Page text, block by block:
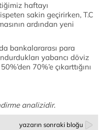
haftayı
sakin geçirirken, T.C
ardından yeni
bankalararası para
yabancı döviz
70%’e çıkarttığını
analizidir.
yazarın sonraki bloğu